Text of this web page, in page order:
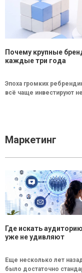
Почему крупные
каждые три года
Эпоха громких
всё чаще инвестируют
Маркетинг
Где искать
уже не удивляют
Еще несколько лет
было достаточно